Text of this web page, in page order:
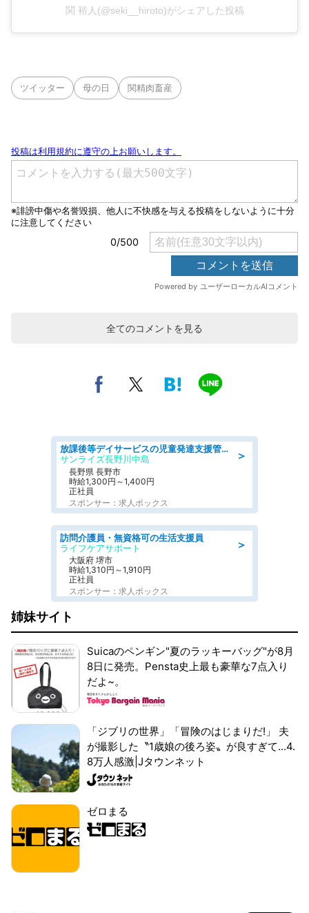
関 裕人(@seki__hiroto)がシェアした投稿
ツイッター 母の日 関精肉畜産
全てのコメントを見る
＞
放課後等デイサービスの児童発達支援管理責任者
サンライズ長野川中島
長野県 長野市
時給1,300円～1,400円
正社員
スポンサー：求人ボックス
＞
訪問介護員・無資格可の生活支援員
ライフケアサポート
大阪府 堺市
時給1,310円～1,910円
正社員
スポンサー：求人ボックス
姉妹サイト
Suicaのペンギン"夏のラッキーバッグ"が8月
8日に発売。Pensta史上最も豪華な7点入り
だよ~。
「ジブリの世界」「冒険のはじまりだ!」 夫
が撮影した〝1歳娘の後ろ姿〟が良すぎて...4.
8万人感激|Jタウンネット
ゼロまる